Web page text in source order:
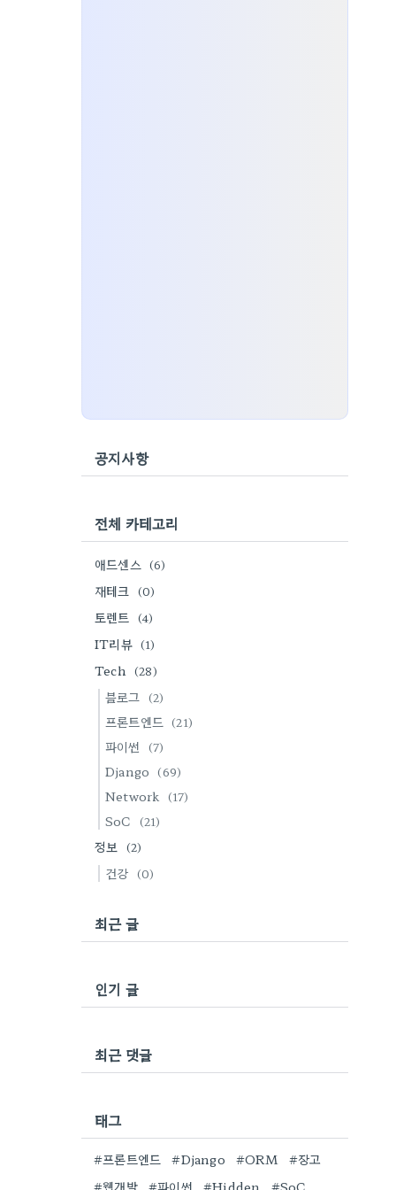
공지사항
전체 카테고리
애드센스 (6)
재테크 (0)
토렌트 (4)
IT리뷰 (1)
Tech (28)
블로그 (2)
프론트엔드 (21)
파이썬 (7)
Django (69)
Network (17)
SoC (21)
정보 (2)
건강 (0)
최근 글
인기 글
최근 댓글
태그
#프론트엔드 #Django #ORM
#장고
#웹개발
#파이썬 #Hidden #SoC